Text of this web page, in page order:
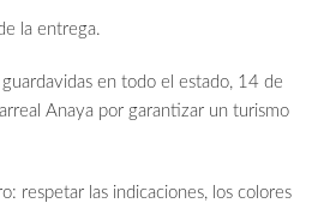
la entrega.
en todo el estado, 14 de
Anaya por garantizar un turismo
respetar las indicaciones, los colores